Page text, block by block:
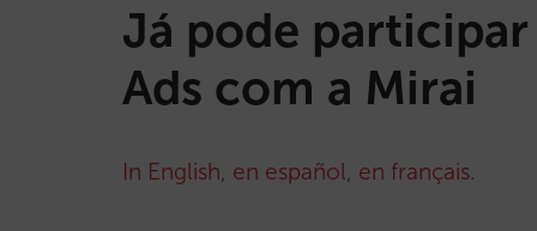
Já pode
Ads com a Mirai
In English, en español, en français.